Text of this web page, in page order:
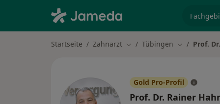
Startseite Zahnarzt Stadt ändern
Tübingen Stadt ändern
Prof.
Gold Pro-Profil
Prof. Dr. Rainer